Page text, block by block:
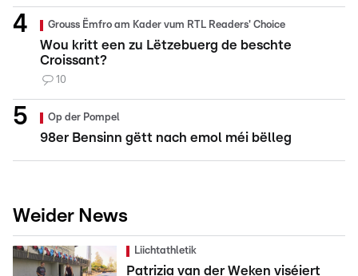
Grouss Ëmfro am Kader vum RTL Readers' Choice
Wou kritt een zu Lëtzebuerg de beschte
Croissant?
10
Op der Pompel
98er Bensinn gëtt nach emol méi bëlleg
Weider News
Liichtathletik
Patrizia van der Weken viséiert